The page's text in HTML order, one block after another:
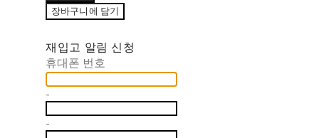
장바구니에 담기
재입고 알림 신청
휴대폰 번호
-
-